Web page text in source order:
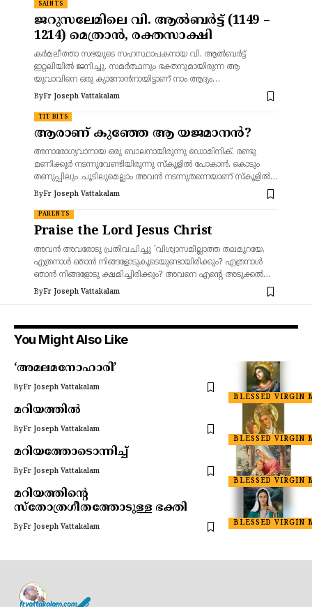
SAINTS
ജറുസലേമിലെ വി. ആൽബർട്ട് (1149 –
1214) മെത്രാൻ, രക്തസാക്ഷി
കർമലീത്താ സഭയുടെ സഹസ്ഥാപകനായ വി. ആൽബർട്ട്
ഇറ്റലിയിൽ ജനിച്ചു. സമർത്ഥനും ഭക്തനുമായിരുന്ന ആ
യുവാവിനെ ഒരു ക്യാനോൻനായിട്ടാണ് നാം ആദ്യം…
ByFr Joseph Vattakalam
TIT BITS
ആരാണ് കുഞ്ഞേ ആ യജമാനൻ?
അനാരോഗ്യവാനായ ഒരു ബാലനായിരുന്നു ഡൊമിനിക്. രണ്ടു
മണിക്കൂർ നടന്നുവേണ്ടിയിരുന്നു സ്കൂളിൽ പോകാൻ. കൊടും
തണുപ്പിലും ചൂടിലുമെല്ലാം അവൻ നടന്നുതന്നെയാണ് സ്കൂളിൽ…
ByFr Joseph Vattakalam
PARENTS
Praise the Lord Jesus Christ
അവന്‍ അവരോടു പ്രതിവചിച്ചു 'വിശ്വാസമില്ലാത്ത തലമുറയേ,
എത്രനാള്‍ ഞാന്‍ നിങ്ങളോടുകൂടെയുണ്ടായിരിക്കും? എത്രനാള്‍
ഞാന്‍ നിങ്ങളോടു ക്ഷമിച്ചിരിക്കും? അവനെ എന്റെ അടുക്കല്‍…
ByFr Joseph Vattakalam
You Might Also Like
BLESSED VIRGIN
‘അമലമനോഹാരി’
ByFr Joseph Vattakalam
BLESSED VIRGIN
മറിയത്തിൽ
ByFr Joseph Vattakalam
BLESSED VIRGIN
മറിയത്തോടൊന്നിച്ച്
ByFr Joseph Vattakalam
BLESSED VIRGIN
മറിയത്തിന്റെ
സ്തോത്രഗീതത്തോടുള്ള ഭക്തി
ByFr Joseph Vattakalam